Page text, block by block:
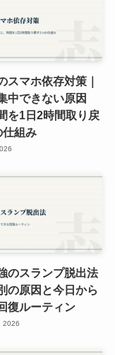
スマホ依存対策｜
中できない原因
を1日2時間取り戻
仕組み
のスランプ脱出法
の原因と今日から
復ルーティン
2026